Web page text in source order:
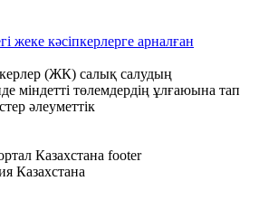
жеке кәсіпкерлерге арналған
(ЖК) салық салудың
міндетті төлемдердің ұлғаюына тап
әлеуметтік
Казахстана